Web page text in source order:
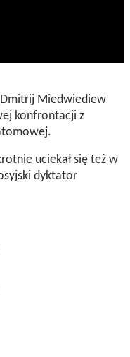
Dmitrij Miedwiediew
konfrontacji z
uciekał się też w
dyktator